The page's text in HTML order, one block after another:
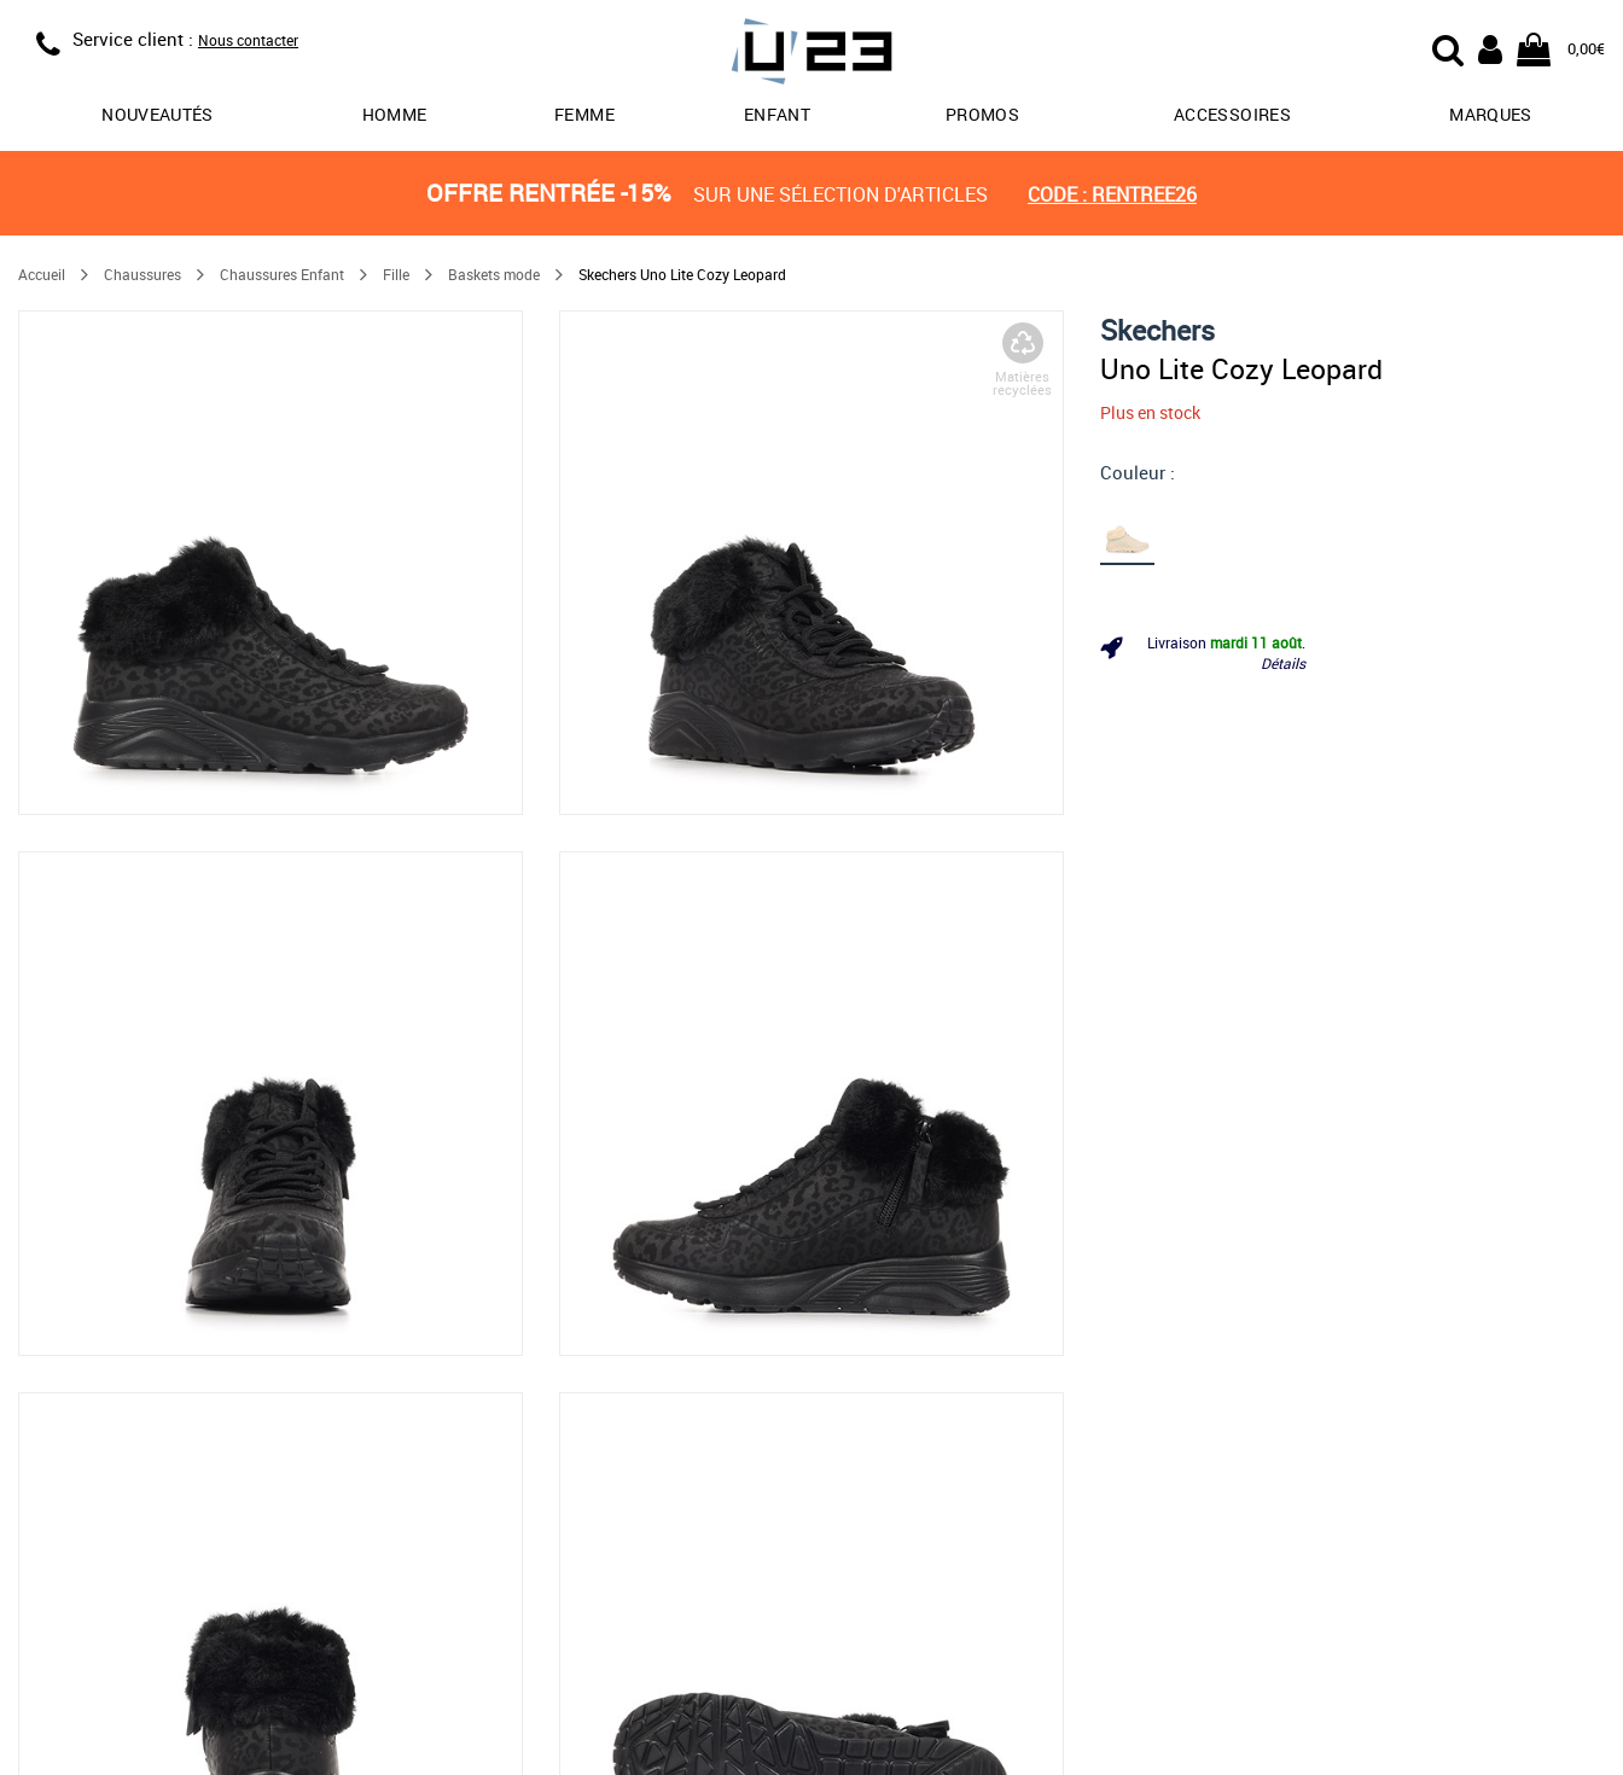
Service client : Nous contacter 0,00€
NOUVEAUTÉS HOMME FEMME ENFANT PROMOS ACCESSOIRES MARQUES
OFFRE RENTRÉE -15% SUR UNE SÉLECTION D'ARTICLES CODE : RENTREE26
Accueil Chaussures Chaussures Enfant Fille Baskets mode Skechers Uno Lite Cozy Leopard
Matières
recyclées
Skechers
Uno Lite Cozy Leopard
Plus en stock
Couleur :
Livraison mardi 11 août
Détails